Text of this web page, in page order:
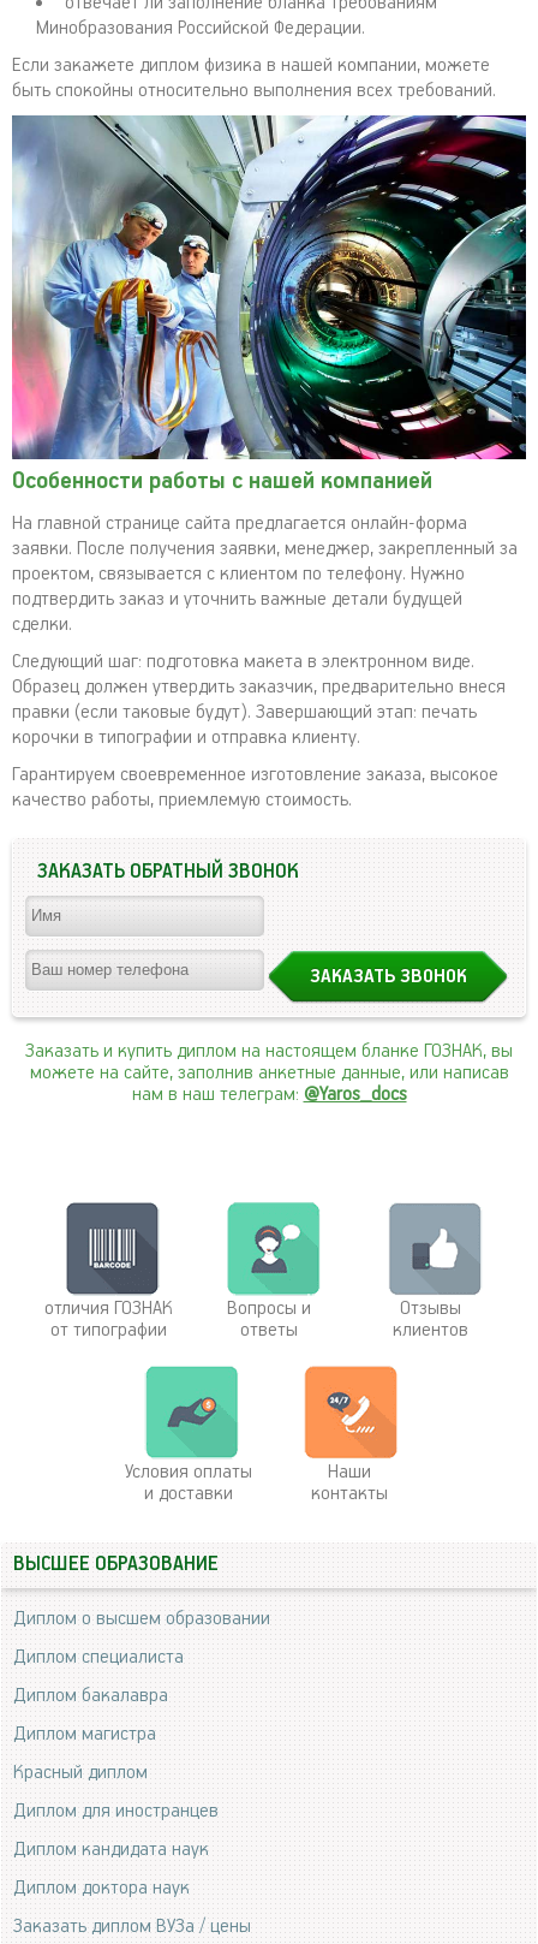
Минобразования Российской Федерации.
Если закажете диплом физика в нашей компании, можете
быть спокойны относительно выполнения всех требований.
Особенности работы с нашей компанией
На главной странице сайта предлагается онлайн-форма
заявки. После получения заявки, менеджер, закрепленный за
проектом, связывается с клиентом по телефону. Нужно
подтвердить заказ и уточнить важные детали будущей
сделки.
Следующий шаг: подготовка макета в электронном виде.
Образец должен утвердить заказчик, предварительно внеся
правки (если таковые будут). Завершающий этап: печать
корочки в типографии и отправка клиенту.
Гарантируем своевременное изготовление заказа, высокое
качество работы, приемлемую стоимость.
ЗАКАЗАТЬ ОБРАТНЫЙ ЗВОНОК
Заказать и купить диплом на настоящем бланке ГОЗНАК, вы
можете на сайте, заполнив анкетные данные, или написав
нам в наш телеграм: @Yaros_docs
отличия ГОЗНАК
от типографии
Вопросы и
ответы
Отзывы
клиентов
Условия оплаты
и доставки
Наши
контакты
ВЫСШЕЕ ОБРАЗОВАНИЕ
Диплом о высшем образовании
Диплом специалиста
Диплом бакалавра
Диплом магистра
Красный диплом
Диплом для иностранцев
Диплом кандидата наук
Диплом доктора наук
Заказать диплом ВУЗа / цены